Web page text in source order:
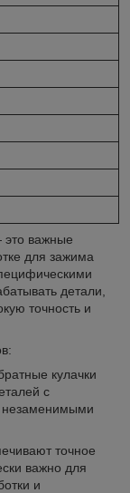
это важные
для зажима
детали,
точность и
кулачки
с
незаменимыми
точное
важно для
и